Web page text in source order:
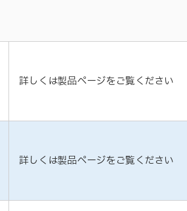
詳しくは製品ページをご覧ください
詳しくは製品ページをご覧ください